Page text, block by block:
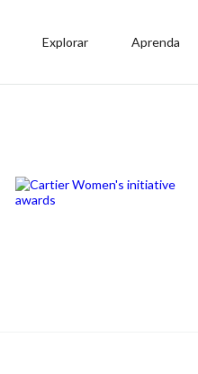
Explorar Aprenda